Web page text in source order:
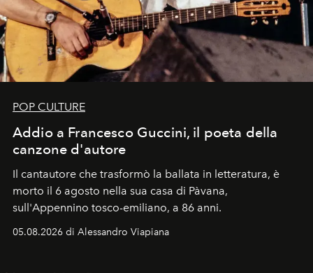
POP CULTURE
Addio a Francesco Guccini, il poeta della
canzone d'autore
Il cantautore che trasformò la ballata in letteratura, è
morto il 6 agosto nella sua casa di Pàvana,
sull'Appennino tosco-emiliano, a 86 anni.
05.08.2026 di Alessandro Viapiana